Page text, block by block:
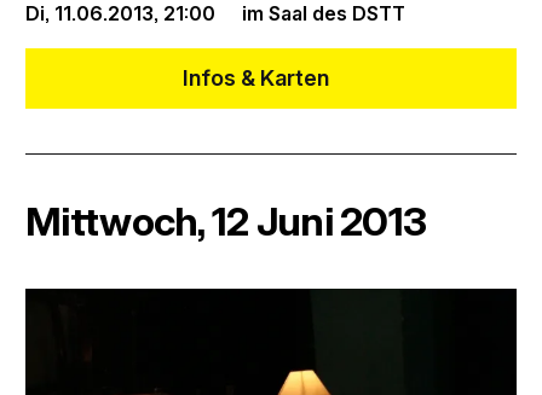
Di, 11.06.2013, 21:00 im Saal des DSTT
Infos & Karten
Mittwoch, 12 Juni 2013